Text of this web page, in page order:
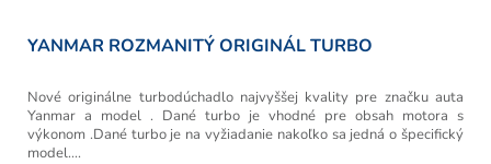
YANMAR ROZMANITÝ ORIGINÁL TURBO
Nové originálne turbodúchadlo najvyššej kvality pre značku auta
Yanmar a model . Dané turbo je vhodné pre obsah motora s
výkonom .Dané turbo je na vyžiadanie nakoľko sa jedná o špecifický
model....